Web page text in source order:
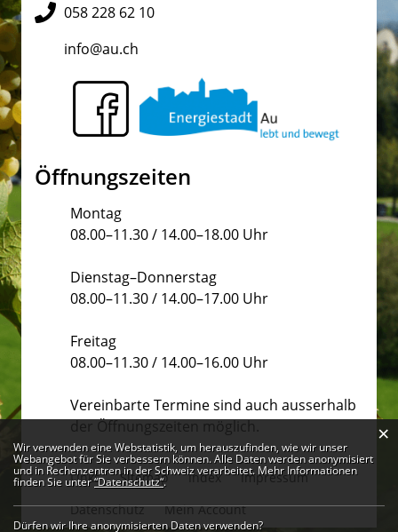
058 228 62 10
info@au.ch
Öffnungszeiten
Montag
08.00–11.30 / 14.00–18.00 Uhr
Dienstag–Donnerstag
08.00–11.30 / 14.00–17.00 Uhr
Freitag
08.00–11.30 / 14.00–16.00 Uhr
Vereinbarte Termine sind auch ausserhalb
der Öffnungszeiten möglich.
Links Sitemap Index
Impressum
Datenschutz
Mein Account
Webstatistik
Wir verwenden eine Webstatistik, um herauszufinden, wie wir unser
Webangebot für Sie verbessern können. Alle Daten werden anonymisiert
und in Rechenzentren in der Schweiz verarbeitet. Mehr Informationen
finden Sie unter“Datenschutz“.
Dürfen wir Ihre anonymisierten Daten verwenden?
×